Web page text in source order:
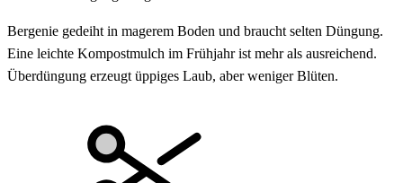
Bergenie gedeiht in magerem Boden und braucht selten Düngung.
Eine leichte Kompostmulch im Frühjahr ist mehr als ausreichend.
Überdüngung erzeugt üppiges Laub, aber weniger Blüten.